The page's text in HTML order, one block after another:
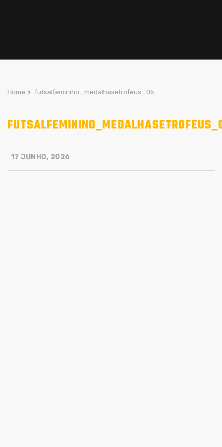
Home > futsalfeminino_medalhasetrofeus_05
17 JUNHO, 2026